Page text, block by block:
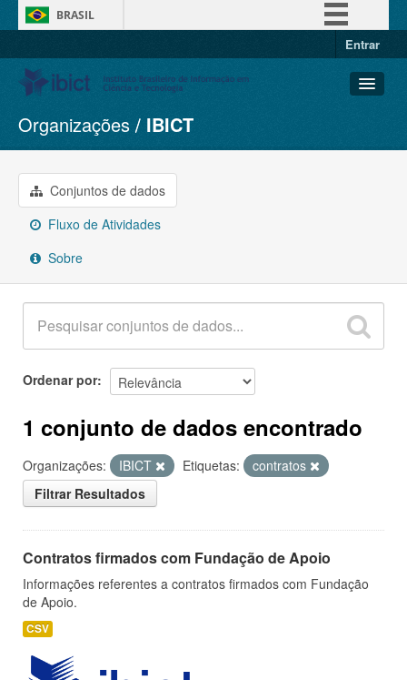
BRASIL
Entrar
Conjuntos de dados
Organizações
Grupos
Sobre
Organizações IBICT
Conjuntos de dados
Fluxo de Atividades
Sobre
Ordenar por
1 conjunto de dados encontrado
Organizações: IBICT Etiquetas:
contratos
Filtrar Resultados
Contratos firmados com Fundação de Apoio
Informações referentes a contratos firmados com Fundação
de Apoio.
CSV